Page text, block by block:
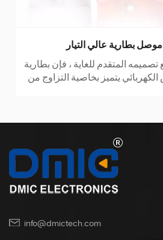
نقدم لكم موصل بطارية ليثيوم SE40A 600 فولت - الحل
بين البطاريات دون الحاجة إلى
info@dmictech.com